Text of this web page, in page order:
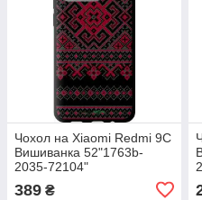
Чохол на Xiaomi Redmi 9C
Вишиванка 52"1763b-
2035-72104"
389 ₴